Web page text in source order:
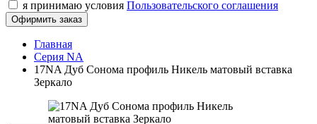
я принимаю условия Пользовательского соглашения
Офирмить заказ
Главная
Серия NA
17NA Дуб Сонома профиль Никель матовый вставка
Зеркало